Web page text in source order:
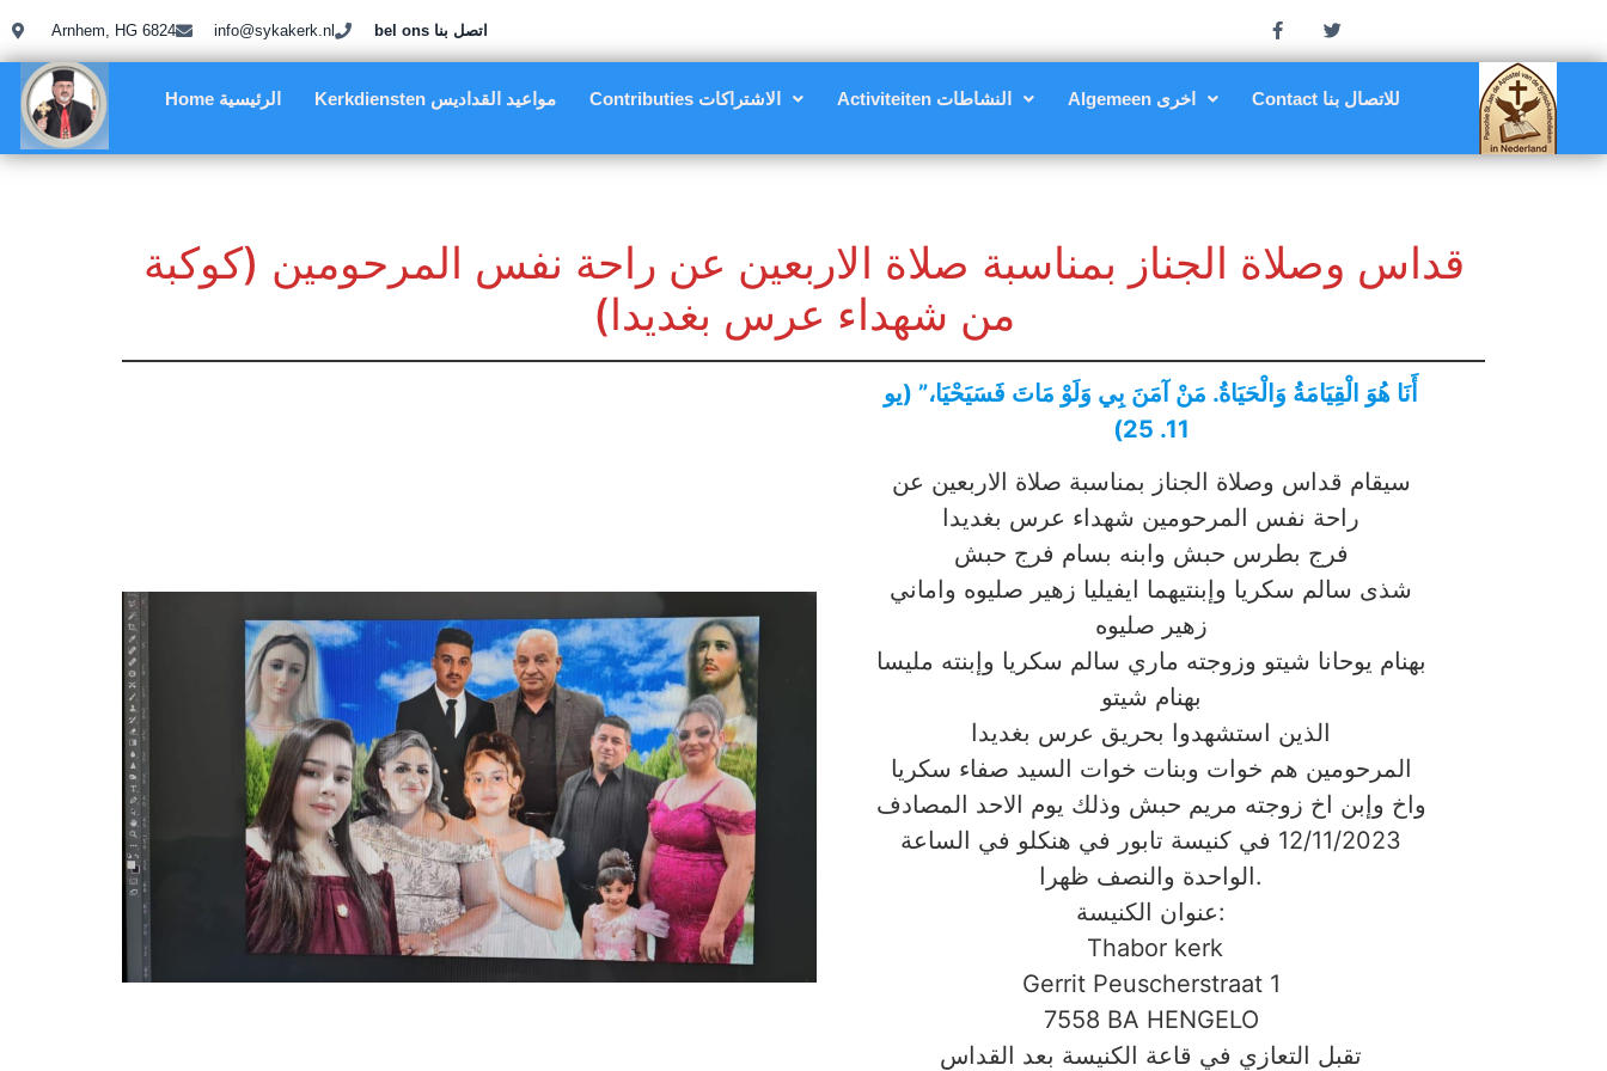
Arnhem, HG 6824 info@sykakerk.nl bel ons اتصل بنا
Home الرئيسية Kerkdiensten مواعيد القداديس Contributies الاشتراكات Activiteiten النشاطات Algemeen اخرى Contact للاتصال بنا
قداس وصلاة الجناز بمناسبة صلاة الاربعين عن راحة نفس المرحومين (كوكبة
من شهداء عرس بغديدا)
أَنَا هُوَ الْقِيَامَةُ وَالْحَيَاةُ. مَنْ آمَنَ بِي وَلَوْ مَاتَ فَسَيَحْيَا،” (يو
11. 25)
سيقام قداس وصلاة الجناز بمناسبة صلاة الاربعين عن
راحة نفس المرحومين شهداء عرس بغديدا
فرج بطرس حبش وابنه بسام فرج حبش
شذى سالم سكريا وإبنتيهما ايفيليا زهير صليوه واماني
زهير صليوه
بهنام يوحانا شيتو وزوجته ماري سالم سكريا وإبنته مليسا
بهنام شيتو
الذين استشهدوا بحريق عرس بغديدا
المرحومين هم خوات وبنات خوات السيد صفاء سكريا
واخ وإبن اخ زوجته مريم حبش وذلك يوم الاحد المصادف
12/11/2023 في كنيسة تابور في هنكلو في الساعة
الواحدة والنصف ظهرا.
عنوان الكنيسة:
‎‏ Thabor kerk
Gerrit Peuscherstraat 1
7558 BA HENGELO
تقبل التعازي في قاعة الكنيسة بعد القداس